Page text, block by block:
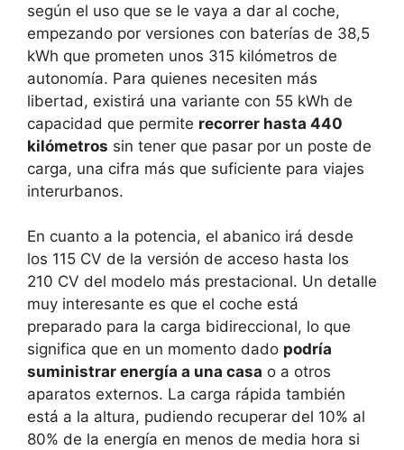
según el uso que se le vaya a dar al coche,
empezando por versiones con baterías de 38,5
kWh que prometen unos 315 kilómetros de
autonomía. Para quienes necesiten más
libertad, existirá una variante con 55 kWh de
capacidad que permite recorrer hasta 440
kilómetros sin tener que pasar por un poste de
carga, una cifra más que suficiente para viajes
interurbanos.
En cuanto a la potencia, el abanico irá desde
los 115 CV de la versión de acceso hasta los
210 CV del modelo más prestacional. Un detalle
muy interesante es que el coche está
preparado para la carga bidireccional, lo que
significa que en un momento dado podría
suministrar energía a una casa o a otros
aparatos externos. La carga rápida también
está a la altura, pudiendo recuperar del 10% al
80% de la energía en menos de media hora si